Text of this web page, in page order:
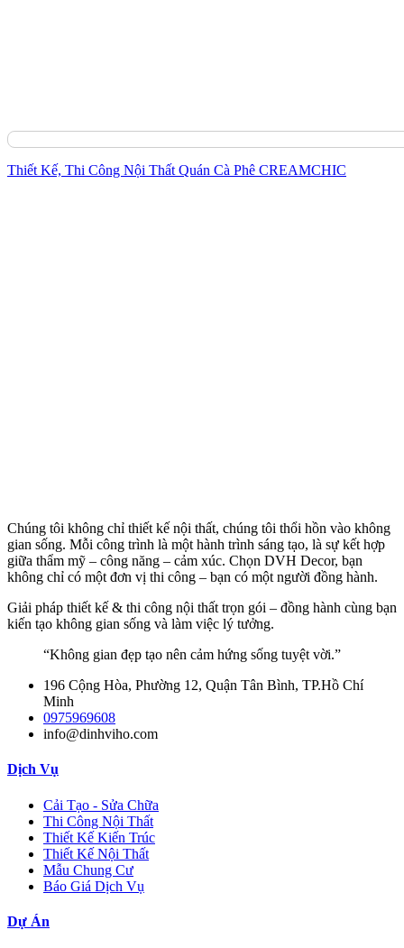
Thiết Kế, Thi Công Nội Thất Quán Cà Phê CREAMCHIC
Chúng tôi không chỉ thiết kế nội thất, chúng tôi thổi hồn vào không
gian sống. Mỗi công trình là một hành trình sáng tạo, là sự kết hợp
giữa thẩm mỹ – công năng – cảm xúc. Chọn DVH Decor, bạn
không chỉ có một đơn vị thi công – bạn có một người đồng hành.
Giải pháp thiết kế & thi công nội thất trọn gói – đồng hành cùng bạn
kiến tạo không gian sống và làm việc lý tưởng.
“Không gian đẹp tạo nên cảm hứng sống tuyệt vời.”
196 Cộng Hòa, Phường 12, Quận Tân Bình, TP.Hồ Chí
Minh
0975969608
info@dinhviho.com
Dịch Vụ
Cải Tạo - Sửa Chữa
Thi Công Nội Thất
Thiết Kế Kiến Trúc
Thiết Kế Nội Thất
Mẫu Chung Cư
Báo Giá Dịch Vụ
Dự Án